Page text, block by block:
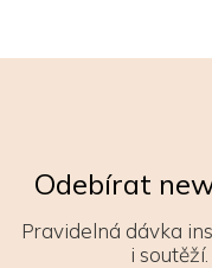
Odebírat
Pravidelná dávka
i soutěží.